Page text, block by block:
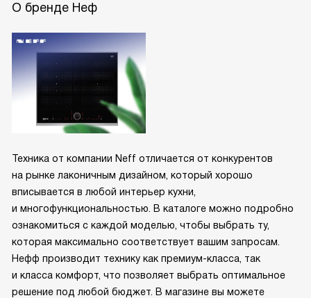
О бренде Неф
Техника от компании Neff отличается от конкурентов
на рынке лаконичным дизайном, который хорошо
вписывается в любой интерьер кухни,
и многофункциональностью. В каталоге можно подробно
ознакомиться с каждой моделью, чтобы выбрать ту,
которая максимально соответствует вашим запросам.
Нефф производит технику как премиум-класса, так
и класса комфорт, что позволяет выбрать оптимальное
решение под любой бюджет. В магазине вы можете